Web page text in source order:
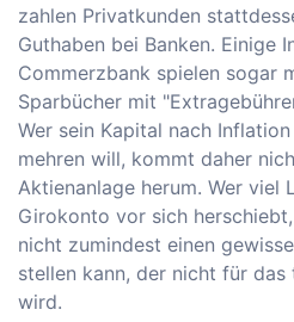
zahlen Privatkunden
Guthaben bei Banken. Einige
Commerzbank spielen sogar
Sparbücher mit
Wer sein Kapital nach
mehren will, kommt daher
Aktienanlage herum. Wer viel
Girokonto vor sich
nicht zumindest einen
stellen kann, der nicht für
wird.